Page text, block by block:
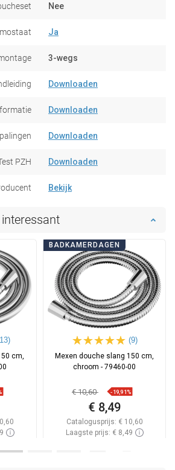
Nee
Ja
3-wegs
Downloaden
Downloaden
Downloaden
PZH Downloaden
Bekijk
cm,
BADKAMERDAGEN
(9)
Mexen douche slang 150 cm,
chroom - 79460-00
€ 10,60 -19,91%
€ 8,49
Catalogusprijs: € 10,60
Laagste prijs: € 8,49